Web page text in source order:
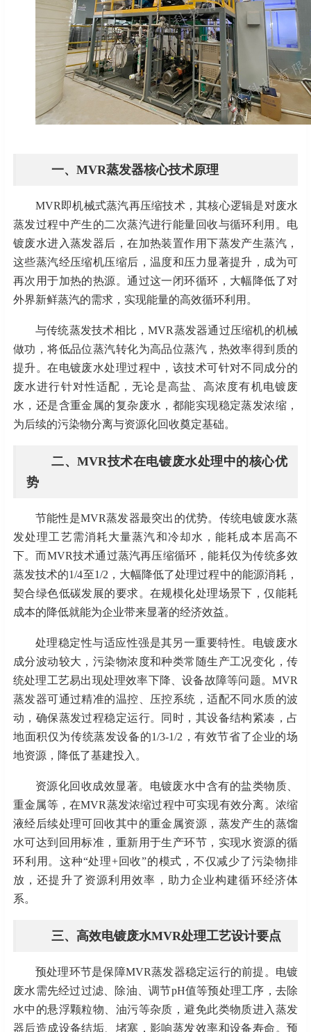
一、 MVR蒸发器核心技术原理
MVR即机械式蒸汽再压缩技术，其核心逻辑是对废水
蒸发过程中产生的二次蒸汽进行能量回收与循环利用。电
镀废水进入蒸发器后，在加热装置作用下蒸发产生蒸汽，
这些蒸汽经压缩机压缩后，温度和压力显著提升，成为可
再次用于加热的热源。通过这一闭环循环，大幅降低了对
外界新鲜蒸汽的需求，实现能量的高效循环利用。
与传统蒸发技术相比，MVR蒸发器通过压缩机的机械
做功，将低品位蒸汽转化为高品位蒸汽，热效率得到质的
提升。在电镀废水处理过程中，该技术可针对不同成分的
废水进行针对性适配，无论是高盐、高浓度有机电镀废
水，还是含重金属的复杂废水，都能实现稳定蒸发浓缩，
为后续的污染物分离与资源化回收奠定基础。
二、MVR技术在电镀废水处理中的核心优
势
节能性是MVR蒸发器最突出的优势。传统电镀废水蒸
发处理工艺需消耗大量蒸汽和冷却水，能耗成本居高不
下。而MVR技术通过蒸汽再压缩循环，能耗仅为传统多效
蒸发技术的1/4至1/2 ，大幅降低了处理过程中的能源消耗，
契合绿色低碳发展的要求。在规模化处理场景下 ，仅能耗
成本的降低就能为企业带来显著的经济效益。
处理稳定性与适应性强是其另一重要特性。电镀废水
成分波动较大，污染物浓度和种类常随生产工况变化，传
统处理工艺易出现处理效率下降、设备故障等问题。 MVR
蒸发器可通过精准的温控、压控系统，适配不同水质的波
动，确保蒸发过程稳定运行。同时，其设备结构紧凑，占
地面积仅为传统蒸发设备的1/3-1/2，有效节省了企业的场
地资源，降低了基建投入。
资源化回收成效显著。电镀废水中含有的盐类物质、
重金属等，在MVR蒸发浓缩过程中可实现有效分离。浓缩
液经后续处理可回收其中的重金属资源，蒸发产生的蒸馏
水可达到回用标准，重新用于生产环节，实现水资源的循
环利用。这种“处理+回收”的模式，不仅减少了污染物排
放，还提升了资源利用效率，助力企业构建循环经济体
系。
三、高效电镀废水MVR处理工艺设计要点
预处理环节是保障MVR蒸发器稳定运行的前提。电镀
废水需先经过过滤、除油、调节pH值等预处理工序，去除
水中的悬浮颗粒物、油污等杂质，避免此类物质进入蒸发
器后造成设备结垢、堵塞，影响蒸发效率和设备寿命。预